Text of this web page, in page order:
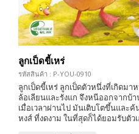
ลูกเป็ดขี้เหร่
รหัสสินค้า : P-YOU-0910
ลูกเป็ดขี้เหร่ ลูกเป็ดตัวหนึ่งที่เกิดม
ล้อเลียนและรังแก จึงหนีออกจากบ้
เมื่อเวลาผ่านไป มันเติบโตขึ้นและค้
หงส์ ที่งดงาม ในที่สุดก็ได้ยอมรับตัว